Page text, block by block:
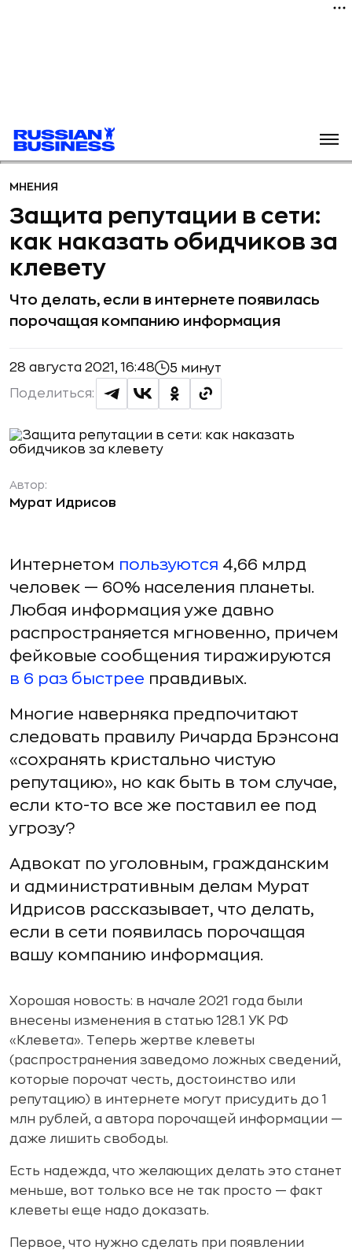
МНЕНИЯ
Защита репутации в сети:
как наказать обидчиков за
клевету
Что делать, если в интернете появилась
порочащая компанию информация
28 августа 2021, 16:48 5 минут
Поделиться:
Автор:
Мурат Идрисов
Интернетом пользуются 4,66 млрд
человек — 60% населения планеты.
Любая информация уже давно
распространяется мгновенно, причем
фейковые сообщения тиражируются
в 6 раз быстрее правдивых.
Многие наверняка предпочитают
следовать правилу Ричарда Брэнсона
«сохранять кристально чистую
репутацию», но как быть в том случае,
если кто-то все же поставил ее под
угрозу?
Адвокат по уголовным, гражданским
и административным делам Мурат
Идрисов рассказывает, что делать,
если в сети появилась порочащая
вашу компанию информация.
Хорошая новость: в начале 2021 года были
внесены изменения в статью 128.1 УК РФ
«Клевета». Теперь жертве клеветы
(распространения заведомо ложных сведений,
которые порочат честь, достоинство или
репутацию) в интернете могут присудить до 1
млн рублей, а автора порочащей информации —
даже лишить свободы.
Есть надежда, что желающих делать это станет
меньше, вот только все не так просто — факт
клеветы еще надо доказать.
Первое, что нужно сделать при появлении